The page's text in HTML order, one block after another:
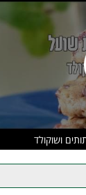
ושוקולד